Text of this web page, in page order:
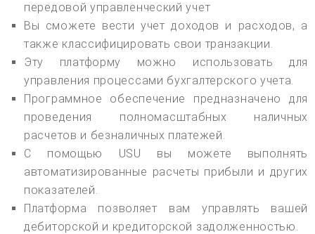
передовой управленческий учет
Вы сможете вести учет доходов и расходов, а
также классифицировать свои транзакции.
Эту платформу можно использовать для
управления процессами бухгалтерского учета.
Программное обеспечение предназначено для
проведения полномасштабных наличных
расчетов и безналичных платежей.
С помощью USU вы можете выполнять
автоматизированные расчеты прибыли и других
показателей.
Платформа позволяет вам управлять вашей
дебиторской и кредиторской задолженностью.